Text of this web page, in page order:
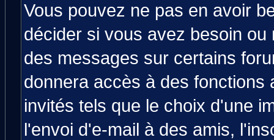
Vous pouvez ne pas en avoir
décider si vous avez besoin
des messages sur certains
donnera accès à des fonctions
invités tels que le choix d'une
l'envoi d'e-mail à des amis,